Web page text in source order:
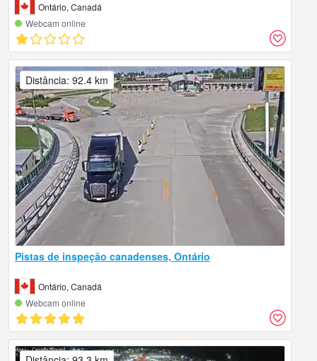
Ontário, Canadá
Webcam online
Pistas de inspeção canadenses, Ontário
Ontário, Canadá
Webcam online
Distância: 92.4 km